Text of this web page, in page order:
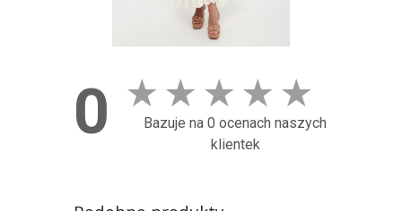
0 ★ ★ ★ ★ ★
Bazuje na 0 ocenach naszych
klientek